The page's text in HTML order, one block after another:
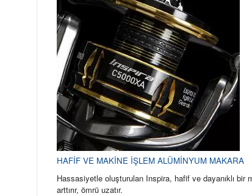
HAFİF VE MAKİNE İŞLEM ALÜMİNYUM MAKARA
Hassasiyetle oluşturulan Inspira, hafif ve dayanıklı bir
arttırır, ömrü uzatır.